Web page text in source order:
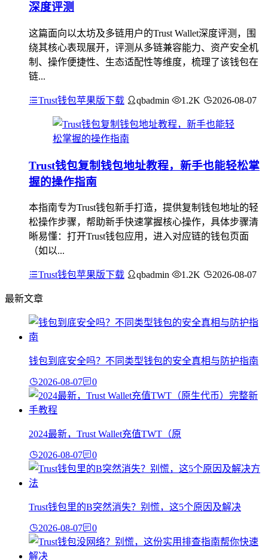
深度评测
这篇面向以太坊及多链用户的Trust Wallet深度评测，围
绕其核心表现展开，评测从多链兼容能力、资产安全机
制、操作便捷性、生态适配性等维度，梳理了该钱包在
链...
Trust钱包苹果版下载 qbadmin 1.2K 2026-08-07
Trust钱包复制钱包地址教程，新手也能轻松掌
握的操作指南
本指南专为Trust钱包新手打造，提供复制钱包地址的轻
松操作步骤，帮助新手快速掌握核心操作，具体步骤清
晰易懂：打开Trust钱包应用，进入对应链的钱包页面
（如以...
Trust钱包苹果版下载 qbadmin 1.2K 2026-08-07
最新文章
钱包到底安全吗？不同类型钱包的安全真相与防护指南
2026-08-07 0
2024最新，Trust Wallet充值TWT（原
2026-08-07 0
Trust钱包里的B突然消失？别慌，这5个原因及解决
2026-08-07 0